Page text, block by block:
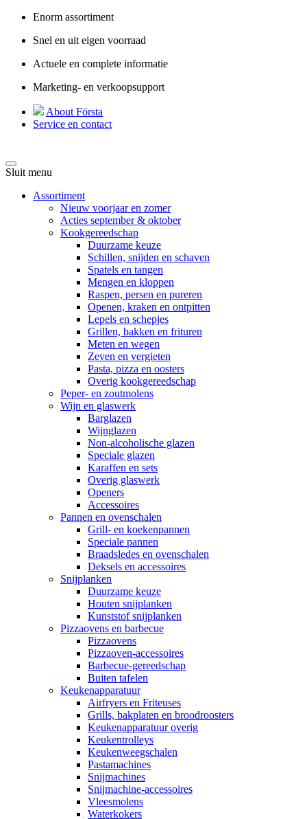
Enorm assortiment
Snel en uit eigen voorraad
Actuele en complete informatie
Marketing- en verkoopsupport
About Första
Service en contact
Sluit menu
Assortiment
Nieuw voorjaar en zomer
Acties september & oktober
Kookgereedschap
Duurzame keuze
Schillen, snijden en schaven
Spatels en tangen
Mengen en kloppen
Raspen, persen en pureren
Openen, kraken en ontpitten
Lepels en schepjes
Grillen, bakken en frituren
Meten en wegen
Zeven en vergieten
Pasta, pizza en oosters
Overig kookgereedschap
Peper- en zoutmolens
Wijn en glaswerk
Barglazen
Wijnglazen
Non-alcoholische glazen
Speciale glazen
Karaffen en sets
Overig glaswerk
Openers
Accessoires
Pannen en ovenschalen
Grill- en koekenpannen
Speciale pannen
Braadsledes en ovenschalen
Deksels en accessoires
Snijplanken
Duurzame keuze
Houten snijplanken
Kunststof snijplanken
Pizzaovens en barbecue
Pizzaovens
Pizzaoven-accessoires
Barbecue-gereedschap
Buiten tafelen
Keukenapparatuur
Airfryers en Friteuses
Grills, bakplaten en broodroosters
Keukenapparatuur overig
Keukentrolleys
Keukenweegschalen
Pastamachines
Snijmachines
Snijmachine-accessoires
Vleesmolens
Waterkokers